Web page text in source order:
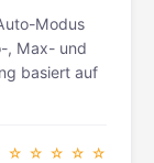
Modus
, Max- und
basiert auf
☆ ☆ ☆ ☆ ☆